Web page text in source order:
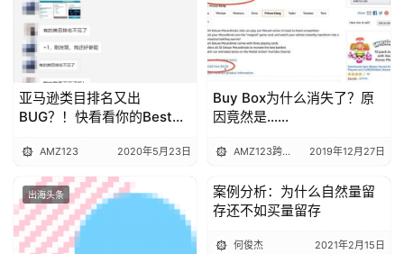
亚马逊类目排名又出
BUG？！快看看你的Best
AMZ123 2020年5月23日
Buy Box为什么消失了？原
因竟然是......
AMZ123跨境电商 2019年12月27日
出海头条 出海头条
案例分析：为什么自然量留
存还不如买量留存
何俊杰 2021年2月15日